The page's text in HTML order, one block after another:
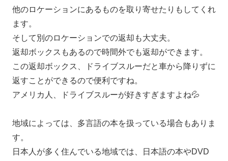
他のロケーションにあるものを取り寄せたりもしてくれ
ます。
そして別のロケーションでの返却も大丈夫。
返却ボックスもあるので時間外でも返却ができます。
この返却ボックス、ドライブスルーだと車から降りずに
返すことができるので便利ですね。
アメリカ人、ドライブスルーが好きすぎますよね💦
地域によっては、多言語の本を扱っている場合もありま
す。
日本人が多く住んでいる地域では、日本語の本やDVD